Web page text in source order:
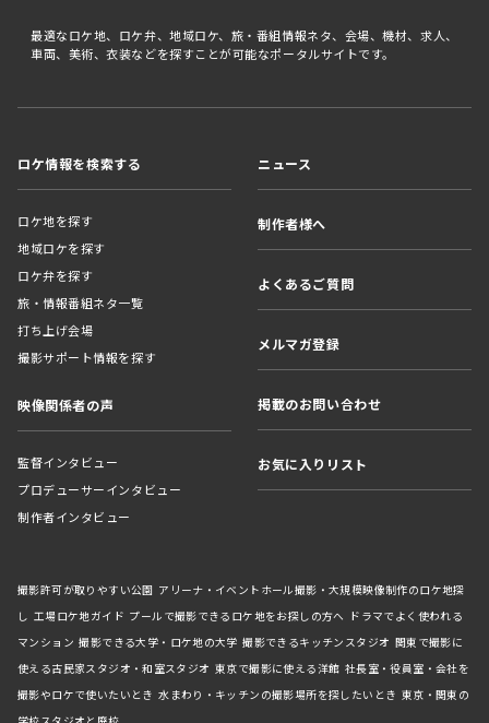
最適なロケ地、ロケ弁、地域ロケ、旅・番組情報ネタ、会場、機材、求人、
車両、美術、衣装などを探すことが可能なポータルサイトです。
ロケ情報を検索する
ロケ地を探す
地域ロケを探す
ロケ弁を探す
旅・情報番組ネタ一覧
打ち上げ会場
撮影サポート情報を探す
映像関係者の声
監督インタビュー
プロデューサーインタビュー
制作者インタビュー
ニュース
制作者様へ
よくあるご質問
メルマガ登録
掲載のお問い合わせ
お気に入りリスト
撮影許可が取りやすい公園 アリーナ・イベントホール撮影・大規模映像制作のロケ地探
し 工場ロケ地ガイド プールで撮影できるロケ地をお探しの方へ ドラマでよく使われる
マンション 撮影できる大学・ロケ地の大学 撮影できるキッチンスタジオ 関東で撮影に
使える古民家スタジオ・和室スタジオ 東京で撮影に使える洋館 社長室・役員室・会社を
撮影やロケで使いたいとき 水まわり・キッチンの撮影場所を探したいとき 東京・関東の